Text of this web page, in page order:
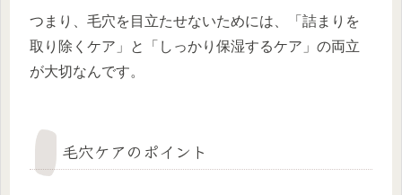
つまり、毛穴を目立たせないためには、「詰まりを
取り除くケア」と「しっかり保湿するケア」の両立
が大切なんです。
毛穴ケアのポイント